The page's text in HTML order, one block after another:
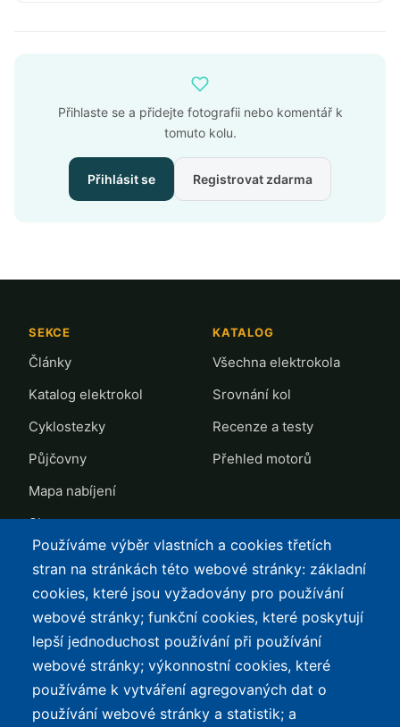
Přihlaste se a přidejte fotografii nebo komentář k
tomuto kolu.
Přihlásit se Registrovat zdarma
SEKCE
Články
Katalog elektrokol
Cyklostezky
Půjčovny
Mapa nabíjení
Slevy
KATALOG
Všechna elektrokola
Srovnání kol
Recenze a testy
Přehled motorů
TOP LISTY Z DAT
Přehled top listů
Nejlehčí elektrokola
Největší dojezd
Nejlevnější s Bosch CX
SERVIS
Kontakt
Podmínky užívání a
ochrana osobních údajů
e-Biker Point
Mapa stránek
Používáme výběr vlastních a cookies třetích
stran na stránkách této webové stránky: základní
cookies, které jsou vyžadovány pro používání
webové stránky; funkční cookies, které poskytují
lepší jednoduchost používání při používání
webové stránky; výkonnostní cookies, které
používáme k vytváření agregovaných dat o
používání webové stránky a statistik; a